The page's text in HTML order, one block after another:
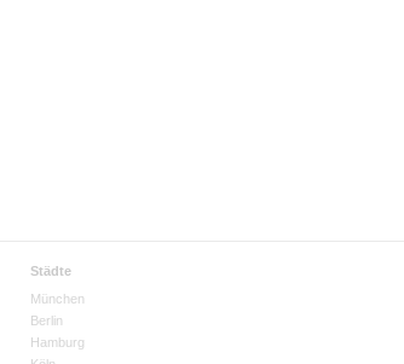
Städte
München
Berlin
Hamburg